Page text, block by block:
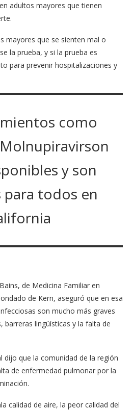
adultos mayores que tienen
mayores que se sienten mal o
la prueba, y si la prueba es
para prevenir hospitalizaciones y
como
y son
todos en
de Medicina Familiar en
de Kern, aseguró que en esa
son mucho más graves
barreras lingüísticas y la falta de
dijo que la comunidad de la región
de enfermedad pulmonar por la
calidad de aire, la peor calidad del